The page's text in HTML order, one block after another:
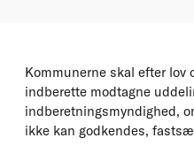
Kommunerne skal efter lov
indberette modtagne
indberetningsmyndighed,
ikke kan godkendes,